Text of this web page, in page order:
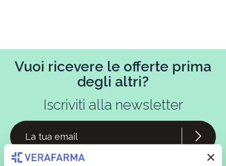
Vuoi ricevere le offerte prima
degli altri?
Iscriviti alla newsletter
In qualità di interessato, avendo letto l’informativa